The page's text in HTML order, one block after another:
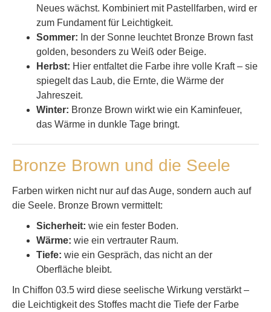
Neues wächst. Kombiniert mit Pastellfarben, wird er
zum Fundament für Leichtigkeit.
Sommer: In der Sonne leuchtet Bronze Brown fast
golden, besonders zu Weiß oder Beige.
Herbst: Hier entfaltet die Farbe ihre volle Kraft – sie
spiegelt das Laub, die Ernte, die Wärme der
Jahreszeit.
Winter: Bronze Brown wirkt wie ein Kaminfeuer,
das Wärme in dunkle Tage bringt.
Bronze Brown und die Seele
Farben wirken nicht nur auf das Auge, sondern auch auf
die Seele. Bronze Brown vermittelt:
Sicherheit: wie ein fester Boden.
Wärme: wie ein vertrauter Raum.
Tiefe: wie ein Gespräch, das nicht an der
Oberfläche bleibt.
In Chiffon 03.5 wird diese seelische Wirkung verstärkt –
die Leichtigkeit des Stoffes macht die Tiefe der Farbe